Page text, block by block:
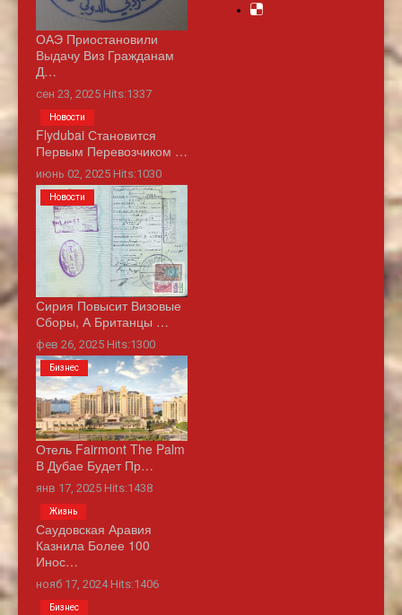
ОАЭ Приостановили
Выдачу Виз Гражданам
Д…
сен 23, 2025 Hits:1337
Flydubai Становится
Первым Перевозчиком …
июнь 02, 2025 Hits:1030
Новости
Сирия Повысит Визовые
Сборы, А Британцы …
фев 26, 2025 Hits:1300
Новости
Отель Fairmont The Palm
В Дубае Будет Пр…
янв 17, 2025 Hits:1438
Бизнес
Саудовская Аравия
Казнила Более 100
Инос…
нояб 17, 2024 Hits:1406
Жизнь
Бизнес